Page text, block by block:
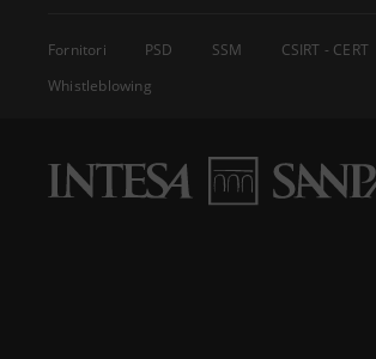
Fornitori PSD SSM CSIRT - CERT
Whistleblowing